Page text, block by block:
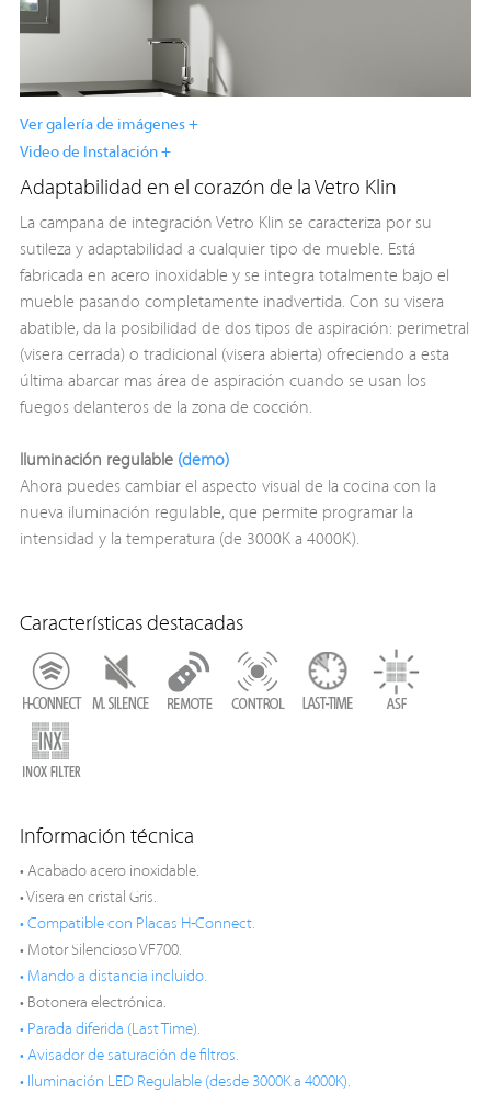
Ver galería de imágenes +
Video de Instalación +
Adaptabilidad en el corazón de la Vetro Klin
La campana de integración Vetro Klin se caracteriza por su
sutileza y adaptabilidad a cualquier tipo de mueble. Está
fabricada en acero inoxidable y se integra totalmente bajo el
mueble pasando completamente inadvertida. Con su visera
abatible, da la posibilidad de dos tipos de aspiración: perimetral
(visera cerrada) o tradicional (visera abierta) ofreciendo a esta
última abarcar mas área de aspiración cuando se usan los
fuegos delanteros de la zona de cocción.
Iluminación regulable (demo)
Ahora puedes cambiar el aspecto visual de la cocina con la
nueva iluminación regulable, que permite programar la
intensidad y la temperatura (de 3000K a 4000K).
Características destacadas
Información técnica
• Acabado acero inoxidable.
• Visera en cristal Gris.
• Compatible con Placas H-Connect.
• Motor Silencioso VF700.
• Mando a distancia incluido.
• Botonera electrónica.
• Parada diferida (Last Time).
• Avisador de saturación de filtros.
• Iluminación LED Regulable (desde 3000K a 4000K).